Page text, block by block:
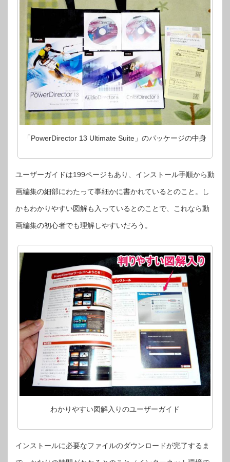
「PowerDirector 13 Ultimate Suite」のパッケージの中身
ユーザーガイドは199ページもあり、インストール手順から動
画編集の細部にわたって事細かに書かれているとのこと。し
かもわかりやすい図解も入っているとのことで、これなら動
画編集の初心者でも理解しやすいだろう。
わかりやすい図解入りのユーザーガイド
インストールに必要なファイルのダウンロードが完了するま